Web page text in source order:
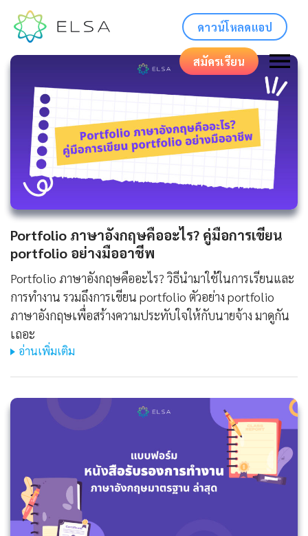
ดาวน์โหลดแอป
สมัครเรียน
Portfolio ภาษาอังกฤษคืออะไร? คู่มือการเขียน
portfolio อย่างมืออาชีพ
Portfolio ภาษาอังกฤษคืออะไร? วิธีนำมาใช้ในการเรียนและ
การทำงาน รวมถึงการเขียน portfolio ตัวอย่าง portfolio
ภาษาอังกฤษเพื่อสร้างความประทับใจให้กับนายจ้าง มาดูกัน
เถอะ
อ่านเพิ่มเติม